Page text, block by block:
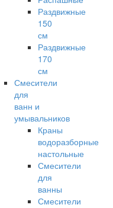
Раздвижные
150
см
Раздвижные
170
см
Смесители
для
ванн и
умывальников
Краны
водоразборные
настольные
Смесители
для
ванны
Смесители